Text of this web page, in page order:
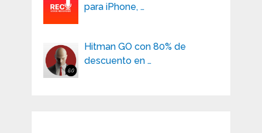
para iPhone, …
Hitman GO con 80% de
descuento en …